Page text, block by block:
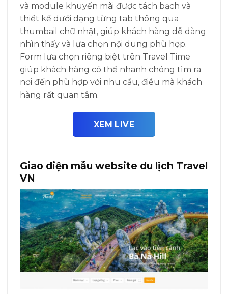
và module khuyến mãi được tách bạch và
thiết kế dưới dạng từng tab thông qua
thumbail chữ nhật, giúp khách hàng dễ dàng
nhìn thấy và lựa chọn nội dung phù hợp.
Form lựa chọn riêng biệt trên Travel Time
giúp khách hàng có thể nhanh chóng tìm ra
nơi đến phù hợp với nhu cầu, điều mà khách
hàng rất quan tâm.
XEM LIVE
Giao diện mẫu website du lịch Travel
VN